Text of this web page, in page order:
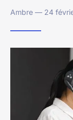
Ambre — 24